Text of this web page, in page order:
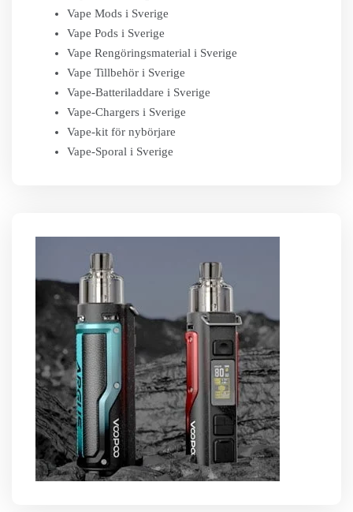
Vape Mods i Sverige
Vape Pods i Sverige
Vape Rengöringsmaterial i Sverige
Vape Tillbehör i Sverige
Vape-Batteriladdare i Sverige
Vape-Chargers i Sverige
Vape-kit för nybörjare
Vape-Sporal i Sverige